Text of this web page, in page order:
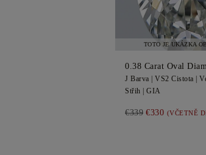
TOTO JE UKÁZKA
0.38 Carat Oval
J Barva | VS2 Cistota |
Střih | GIA
€339 €330 (VČETNĚ